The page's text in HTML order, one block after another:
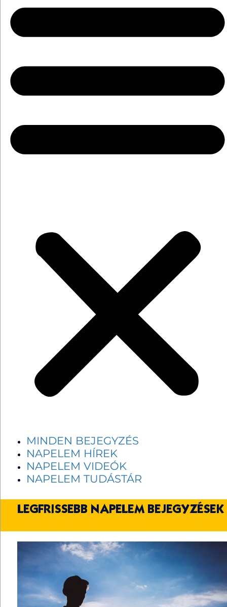
MINDEN BEJEGYZÉS
NAPELEM HÍREK
NAPELEM VIDEÓK
NAPELEM TUDÁSTÁR
LEGFRISSEBB NAPELEM BEJEGYZÉSEK